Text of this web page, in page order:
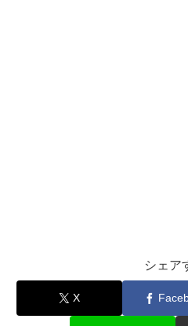
シェア
X